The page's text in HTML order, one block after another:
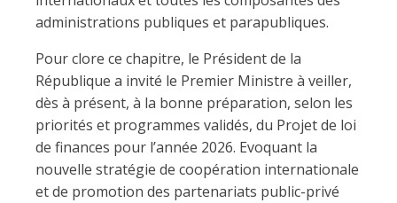
administrations publiques et parapubliques.
Pour clore ce chapitre, le Président de la
République a invité le Premier Ministre à veiller,
dès à présent, à la bonne préparation, selon les
priorités et programmes validés, du Projet de loi
de finances pour l’année 2026. Evoquant la
nouvelle stratégie de coopération internationale
et de promotion des partenariats public-privé